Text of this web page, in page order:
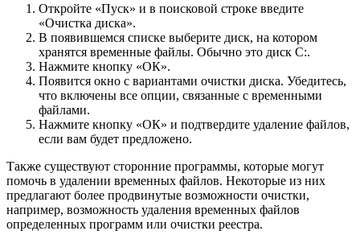
Откройте «Пуск» и в поисковой строке введите
«Очистка диска».
В появившемся списке выберите диск, на котором
хранятся временные файлы. Обычно это диск С:.
Нажмите кнопку «ОК».
Появится окно с вариантами очистки диска. Убедитесь,
что включены все опции, связанные с временными
файлами.
Нажмите кнопку «ОК» и подтвердите удаление файлов,
если вам будет предложено.
Также существуют сторонние программы, которые могут
помочь в удалении временных файлов. Некоторые из них
предлагают более продвинутые возможности очистки,
например, возможность удаления временных файлов
определенных программ или очистки реестра.